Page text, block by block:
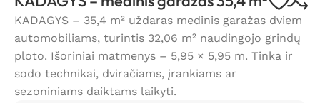
KADAGYS – 35,4 m² uždaras medinis garažas dviem
automobiliams, turintis 32,06 m² naudingojo grindų
ploto. Išoriniai matmenys – 5,95 × 5,95 m. Tinka ir
sodo technikai, dviračiams, įrankiams ar
sezoniniams daiktams laikyti.